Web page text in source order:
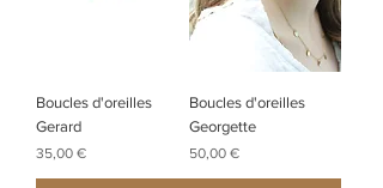
Boucles d'oreilles
Gerard
Prix
35,00 €
Boucles d'oreilles
Georgette
Prix
50,00 €